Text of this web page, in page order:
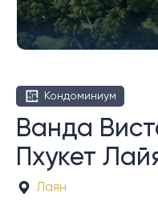
Кондоминиум
Ванда
Пхукет
Лаян